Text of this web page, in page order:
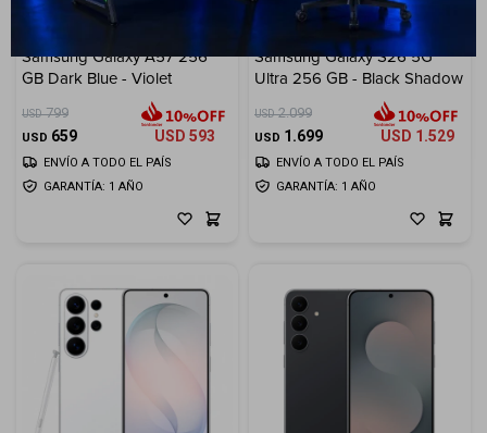
17
Samsung Galaxy A57 256
GB Dark Blue - Violet
USD 799
USD 659 USD 593
GARANTÍA: 1 AÑO
ENVÍO A TODO EL PAÍS
Samsung Galaxy S26 5G
Ultra 256 GB - Black Shadow
USD 2.099
USD 1.699 USD 1.529
GARANTÍA: 1 AÑO
ENVÍO A TODO EL PAÍS